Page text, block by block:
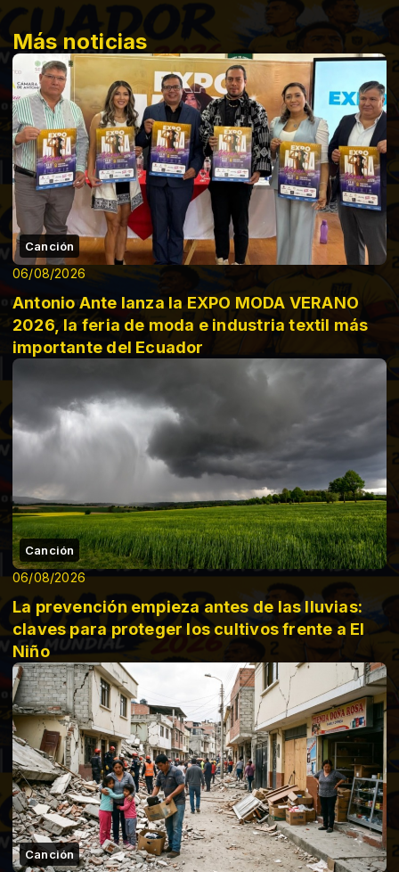
Más noticias
Canción
06/08/2026
Antonio Ante lanza la EXPO MODA VERANO
2026, la feria de moda e industria textil más
importante del Ecuador
Canción
06/08/2026
La prevención empieza antes de las lluvias:
claves para proteger los cultivos frente a El
Niño
Canción